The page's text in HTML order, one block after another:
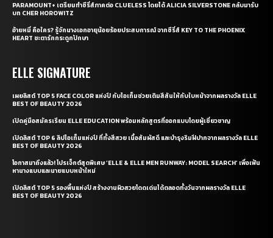
PARAMOUNT+ เตรียมทำซีรี่ส์ภาคต่อ CLUELESS โดยได้ ALICIA SILVERSTONE กลับมารับ
บท CHER HOROWITZ
อ้ายหมี่ คือใคร? รู้จักนางเอกอายุน้อยร้อยประสบการณ์ จากซีรี่ส์ KEY TO THE PHOENIX
HEART ชะตารักกระดูกปักษา
ELLE SIGNATURE
เผยลิสต์ TOP 5 FACE COLOR แห่งปี กับไอเท็มช่วยเติมสีสันให้กับใบหน้าจากผลรางวัล ELLE
BEST OF BEAUTY 2026
เปิดคู่มือสมัครเรียน ELLE EDUCATION พร้อมหลักสูตรที่ออกแบบโดยผู้เชี่ยวชาญ
เปิดลิสต์ TOP 6 ลิปไอเท็มแห่งปี ที่ทั้งสีสวย เนื้อสัมผัสดี และบำรุงริมฝีปากจากผลรางวัล ELLE
BEST OF BEAUTY 2026
โอกาสมาถึงแล้ว! โปรเจ็กต์สุดพิเศษ ‘ELLE & ELLE MEN RUNWAY: MODEL SEARCH’ เพื่อเฟ้น
หานางแบบและนายแบบหน้าใหม่
เปิดลิสต์ TOP 5 รองพื้นแห่งปี สร้างงานผิวสวยโดดเด่นได้ตลอดทั้งวันจากผลรางวัล ELLE
BEST OF BEAUTY 2026